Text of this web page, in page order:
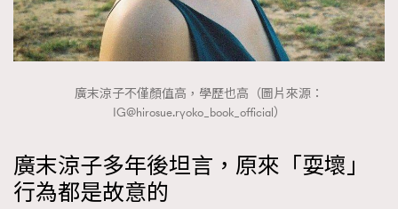
廣末涼子不僅顏值高，學歷也高（圖片來源：
IG@hirosue.ryoko_book_official）
廣末涼子多年後坦言，原來「耍壞」
行為都是故意的